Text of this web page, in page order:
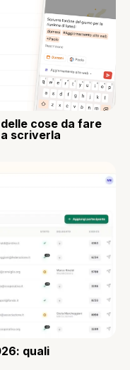
cose da fare
scriverla
quali